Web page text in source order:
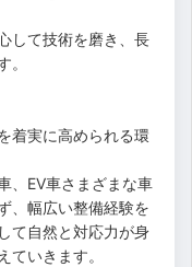
して技術を磨き、長
。
着実に高められる環
、EV車さまざまな車
、幅広い整備経験を
て自然と対応力が身
ていきます。